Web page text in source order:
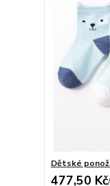
Dětské
477,50 Kč/